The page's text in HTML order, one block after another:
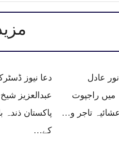
عادل
میں راجپوت
تاجر و…
دعا نیوز
عبدالعزیز
پاکستان ذندہ
کے…